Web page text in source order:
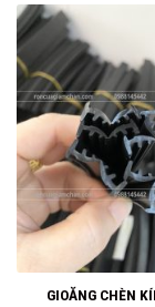
GIOĂNG CHÈN